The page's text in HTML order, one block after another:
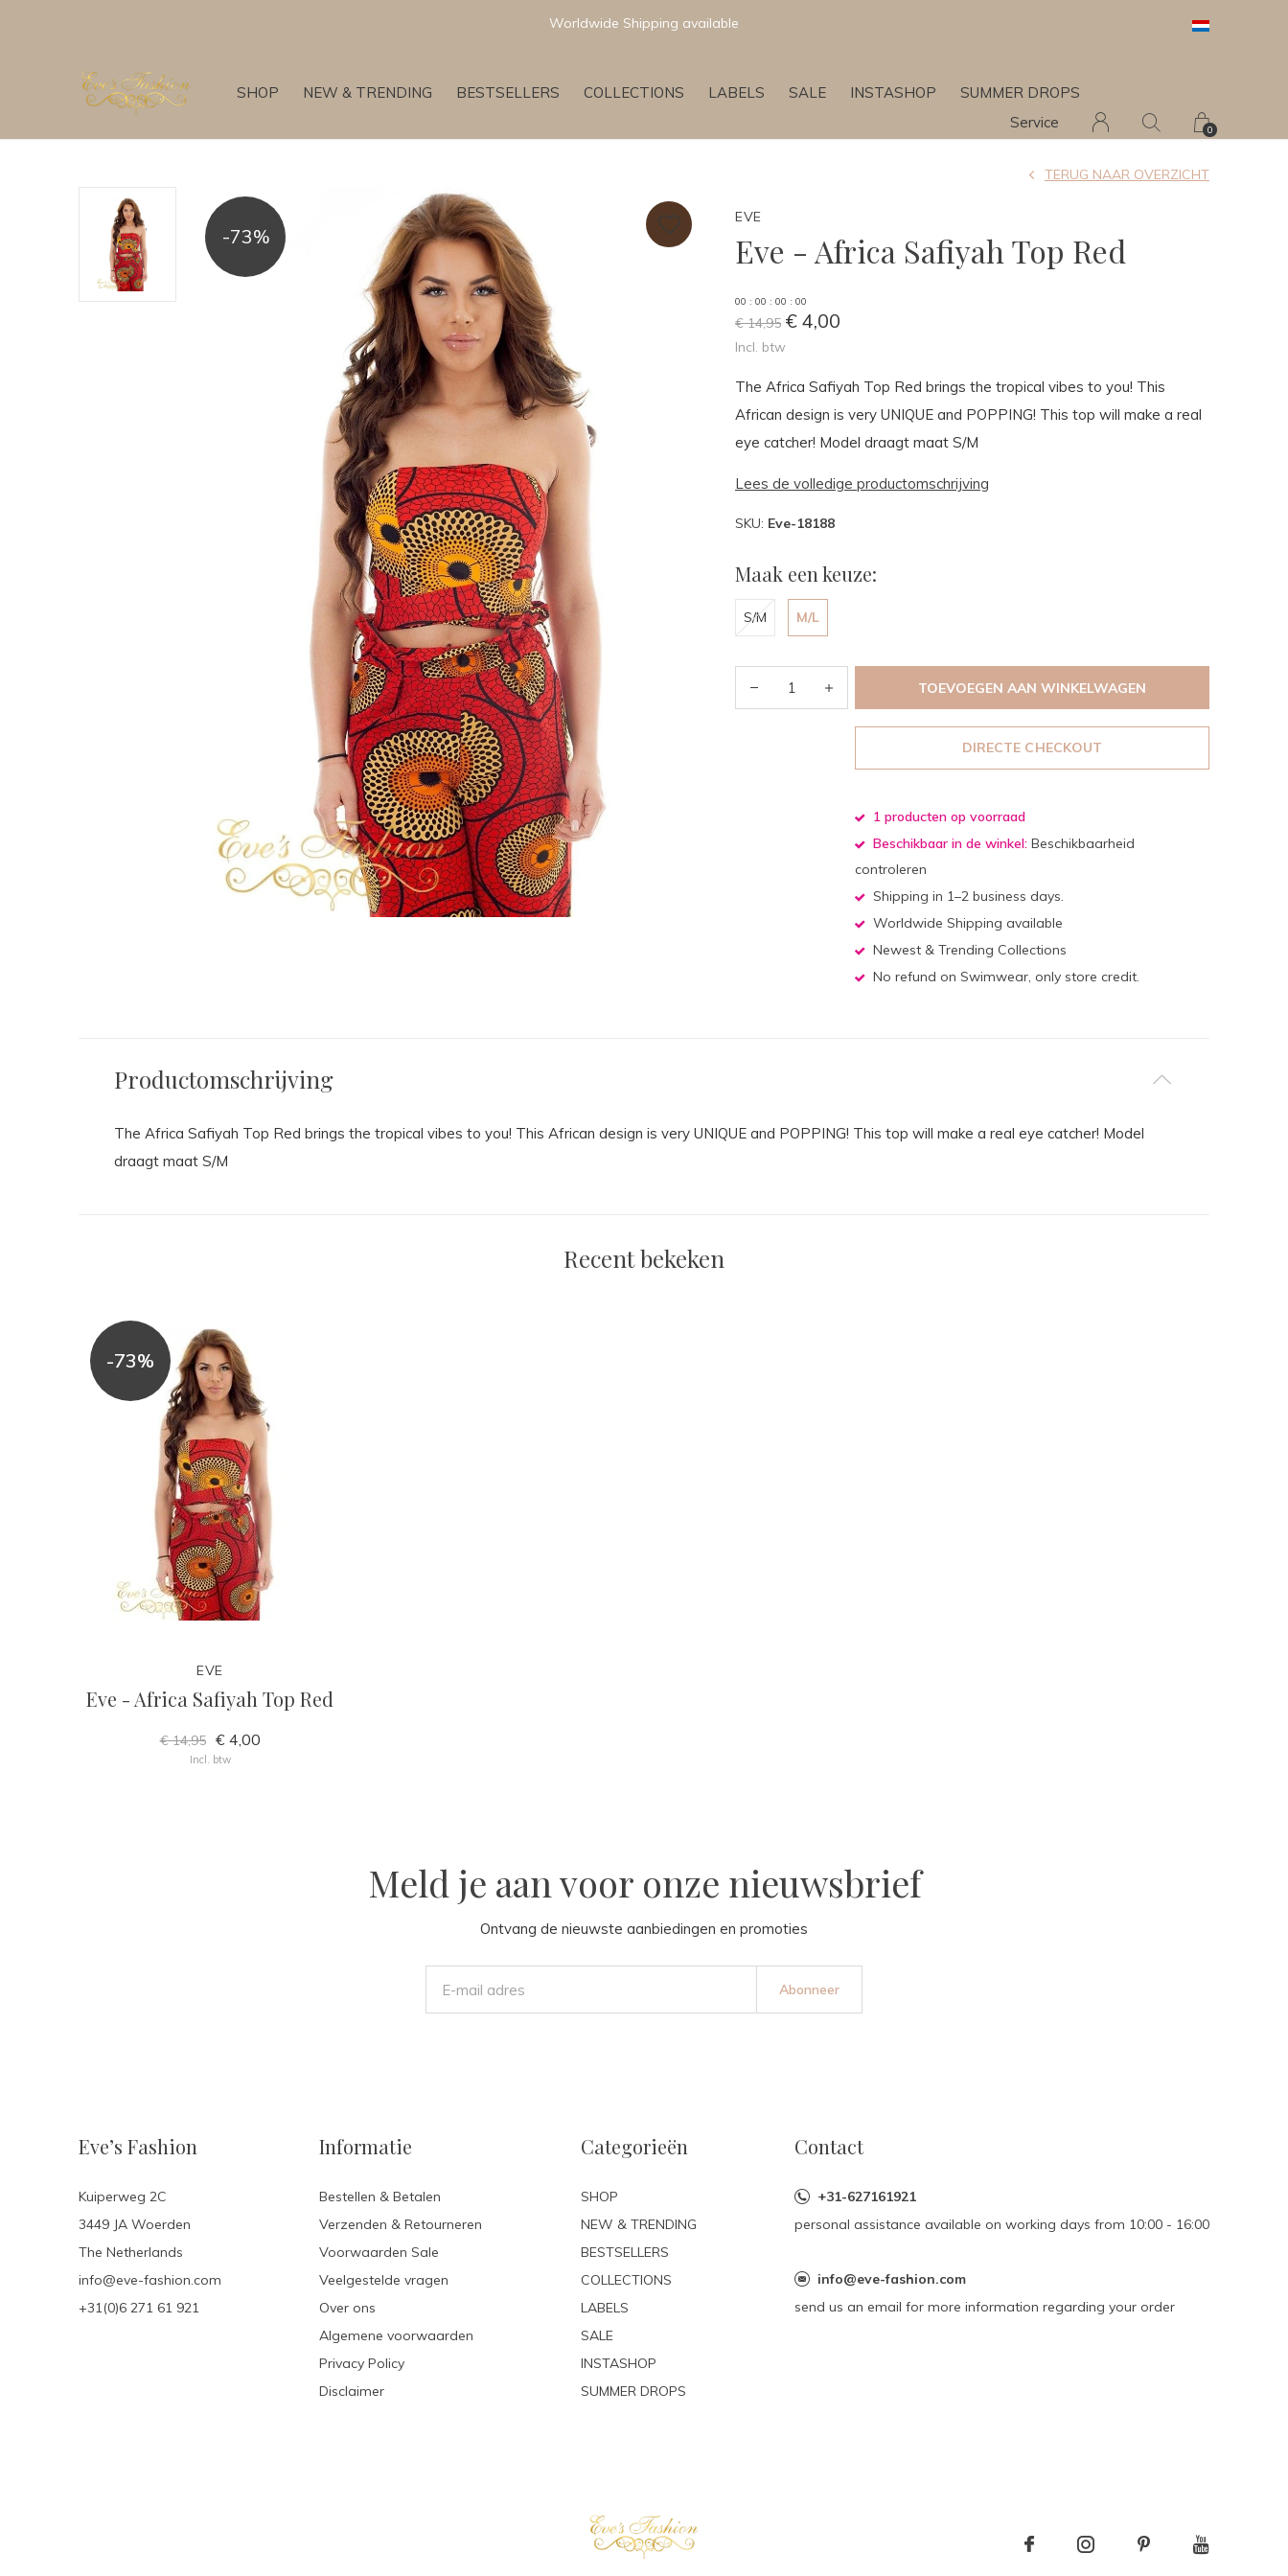
SHOP NEW & TRENDING BESTSELLERS COLLECTIONS LABELS SALE INSTASHOP
SUMMER DROPS
Service
0
Worldwide Shipping available
-73%
EVE
Eve - Africa Safiyah Top Red
TERUG NAAR OVERZICHT
00 : 00 : 00 : 00
€ 14,95 € 4,00
Incl. btw
The Africa Safiyah Top Red brings the tropical vibes to you! This
African design is very UNIQUE and POPPING! This top will make a real
eye catcher! Model draagt maat S/M
Lees de volledige productomschrijving
SKU: Eve-18188
Maak een keuze:
S/M M/L
TOEVOEGEN AAN WINKELWAGEN
DIRECTE CHECKOUT
1 producten op voorraad
Beschikbaar in de winkel: Beschikbaarheid
controleren
Shipping in 1–2 business days.
Worldwide Shipping available
Newest & Trending Collections
No refund on Swimwear, only store credit.
Productomschrijving
The Africa Safiyah Top Red brings the tropical vibes to you! This African design is very UNIQUE and POPPING! This top will make a real eye catcher! Model
draagt maat S/M
Recent bekeken
-73%
EVE
Eve - Africa Safiyah Top Red
€ 14,95 € 4,00
Incl. btw
Meld je aan voor onze nieuwsbrief
Ontvang de nieuwste aanbiedingen en promoties
Abonneer
Eve’s Fashion
Kuiperweg 2C
3449 JA Woerden
The Netherlands
info@eve-fashion.com
+31(0)6 271 61 921
Informatie
Bestellen & Betalen
Verzenden & Retourneren
Voorwaarden Sale
Veelgestelde vragen
Over ons
Algemene voorwaarden
Privacy Policy
Disclaimer
Categorieën
SHOP
NEW & TRENDING
BESTSELLERS
COLLECTIONS
LABELS
SALE
INSTASHOP
SUMMER DROPS
Contact
+31-627161921
personal assistance available on working days from 10:00 - 16:00
info@eve-fashion.com
send us an email for more information regarding your order